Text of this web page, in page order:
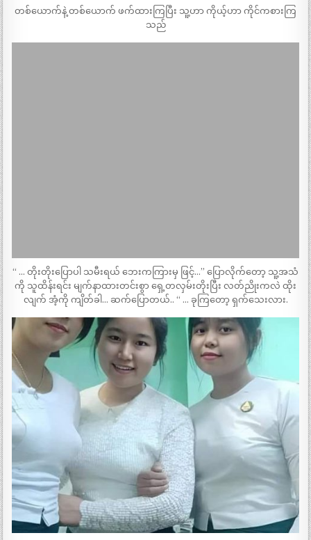
တစ်ယောက်နဲ့ တစ်ယောက် ဖက်ထားကြပြီး သူ့ဟာ ကိုယ့်ဟာ ကိုင်ကစားကြ
သည်
“ … တိုးတိုးပြောပါ သမီးရယ် ဘေးကကြားမှ ဖြင့်…” ပြောလိုက်တော့ သူ့အသံ
ကို သူထိန်းရင်း မျက်နာထားတင်းစွာ ရှေ့တလှမ်းတိုးပြီး လတ်ညိုးကလဲ ထိုး
လျက် အံ့ကို ကျိတ်ခါ… ဆက်ပြောတယ်.. “ … ခုကြတော့ ရှက်သေးလား.